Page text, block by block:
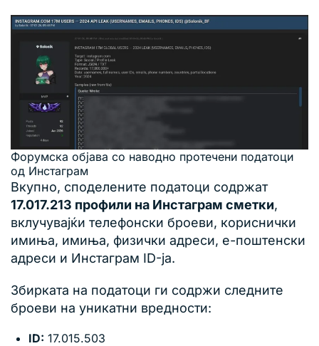
Форумска објава со наводно протечени податоци
од Инстаграм
Вкупно, споделените податоци содржат
17.017.213 профили на Инстаграм сметки,
вклучувајќи телефонски броеви, кориснички
имиња, имиња, физички адреси, е-поштенски
адреси и Инстаграм ID-ја.
Збирката на податоци ги содржи следните
броеви на уникатни вредности:
ID: 17.015.503